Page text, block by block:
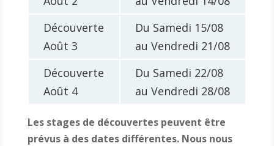
Découverte
Août 3
Du Samedi 15/08
au Vendredi 21/08
Découverte
Août 4
Du Samedi 22/08
au Vendredi 28/08
Les stages de découvertes peuvent être
prévus à des dates différentes. Nous nous